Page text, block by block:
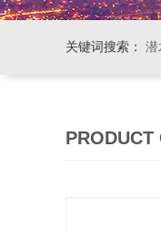
关键词搜索： 潜
PRODUCT